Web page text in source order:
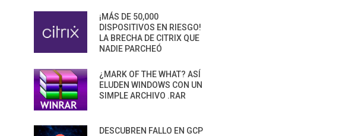
¡MÁS DE 50,000
DISPOSITIVOS EN RIESGO!
LA BRECHA DE CITRIX QUE
NADIE PARCHEÓ
¿MARK OF THE WHAT? ASÍ
ELUDEN WINDOWS CON UN
SIMPLE ARCHIVO .RAR
DESCUBREN FALLO EN GCP